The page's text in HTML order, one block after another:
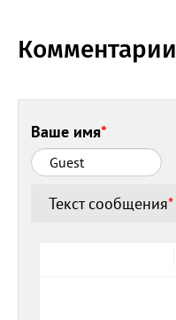
Комментарии
Ваше имя*
Текст сообщения*